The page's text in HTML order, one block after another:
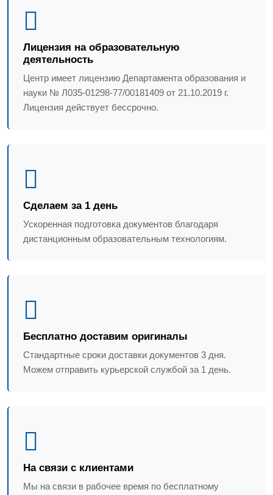
Лицензия на образовательную
деятельность
Центр имеет лицензию Департамента образования и
науки № Л035-01298-77/00181409 от 21.10.2019 г.
Лицензия действует бессрочно.
Сделаем за 1 день
Ускоренная подготовка документов благодаря
дистанционным образовательным технологиям.
Бесплатно доставим оригиналы
Стандартные сроки доставки документов 3 дня.
Можем отправить курьерской службой за 1 день.
На связи с клиентами
Мы на связи в рабочее время по бесплатному